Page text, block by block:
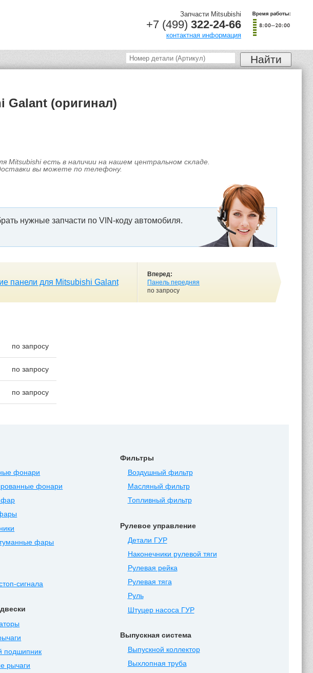
Запчасти Mitsubishi
+7 (499) 322-24-66
контактная информация
Galant (оригинал)
Mitsubishi есть в наличии на нашем центральном складе.
вы можете по телефону.
нужные запчасти по VIN-коду автомобиля.
панели для Mitsubishi Galant
Вперед:
Панель передняя
по запросу
по запросу
по запросу
по запросу
фонари
фонари
фар
фары
сигнала
подшипник
рычаги
Фильтры
Воздушный фильтр
Масляный фильтр
Топливный фильтр
Рулевое управление
Детали ГУР
Наконечники рулевой тяги
Рулевая рейка
Рулевая тяга
Руль
Штуцер насоса ГУР
Выпускная система
Выпускной коллектор
Выхлопная труба